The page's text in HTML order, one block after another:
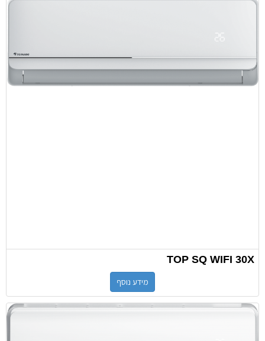
TOP SQ WIFI 30X
מידע נוסף